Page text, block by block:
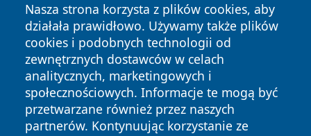
Nasza strona korzysta z plików cookies, aby
działała prawidłowo. Używamy także plików
cookies i podobnych technologii od
zewnętrznych dostawców w celach
analitycznych, marketingowych i
społecznościowych. Informacje te mogą być
przetwarzane również przez naszych
partnerów. Kontynuując korzystanie ze
Copyright © 2026 katowicelove.pl Wszystkie prawa
zastrzeżone.